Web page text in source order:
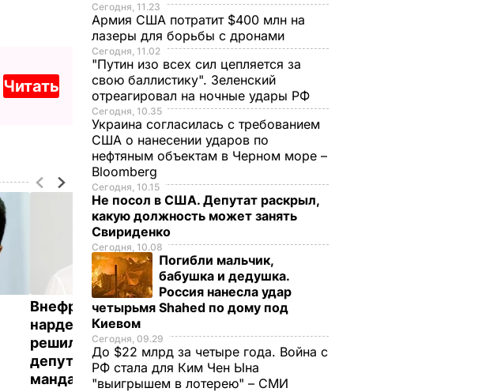
Читать
Внефракционный
нардеп Атрошенко
решил отказаться от
депутатского
мандата
Порошенко
назначить главой
МИДа Климкина
18 июня, 12.46 ПОЛИТИКА
Сегодня, 11.23
Армия США потратит $400 млн на
лазеры для борьбы с дронами
Сегодня, 11.02
"Путин изо всех сил цепляется за
свою баллистику". Зеленский
отреагировал на ночные удары РФ
Сегодня, 10.35
Украина согласилась с требованием
США о нанесении ударов по
нефтяным объектам в Черном море –
Bloomberg
Сегодня, 10.15
Не посол в США. Депутат раскрыл,
какую должность может занять
Свириденко
Сегодня, 10.08
Погибли мальчик,
бабушка и дедушка.
Россия нанесла удар
четырьмя Shahed по дому под
Киевом
Сегодня, 09.29
До $22 млрд за четыре года. Война с
РФ стала для Ким Чен Ына
"выигрышем в лотерею" – СМИ